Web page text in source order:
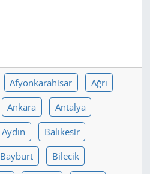
Afyonkarahisar Ağrı
Ankara Antalya
Aydın Balıkesir
Bayburt Bilecik